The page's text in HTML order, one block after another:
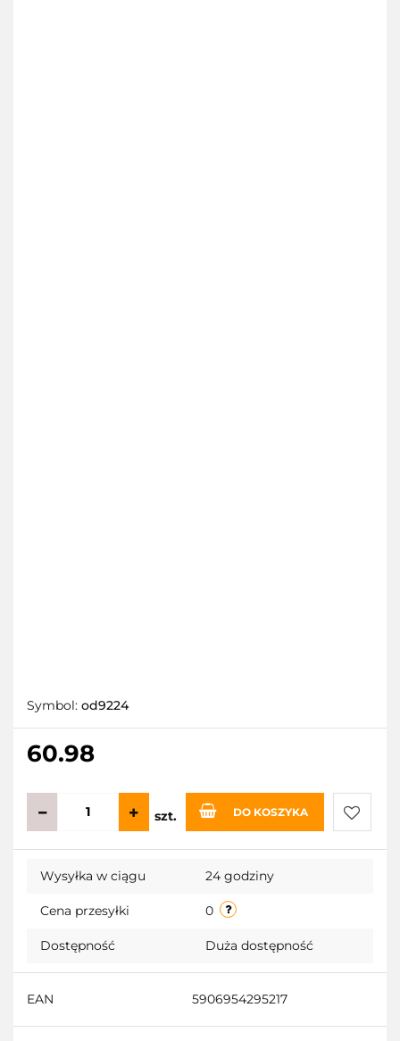
Symbol: od9224
60.98
szt. DO KOSZYKA
Do
Wysyłka w ciągu 24 godziny
Cena przesyłki 0
Dostępność Duża dostępność
EAN 5906954295217